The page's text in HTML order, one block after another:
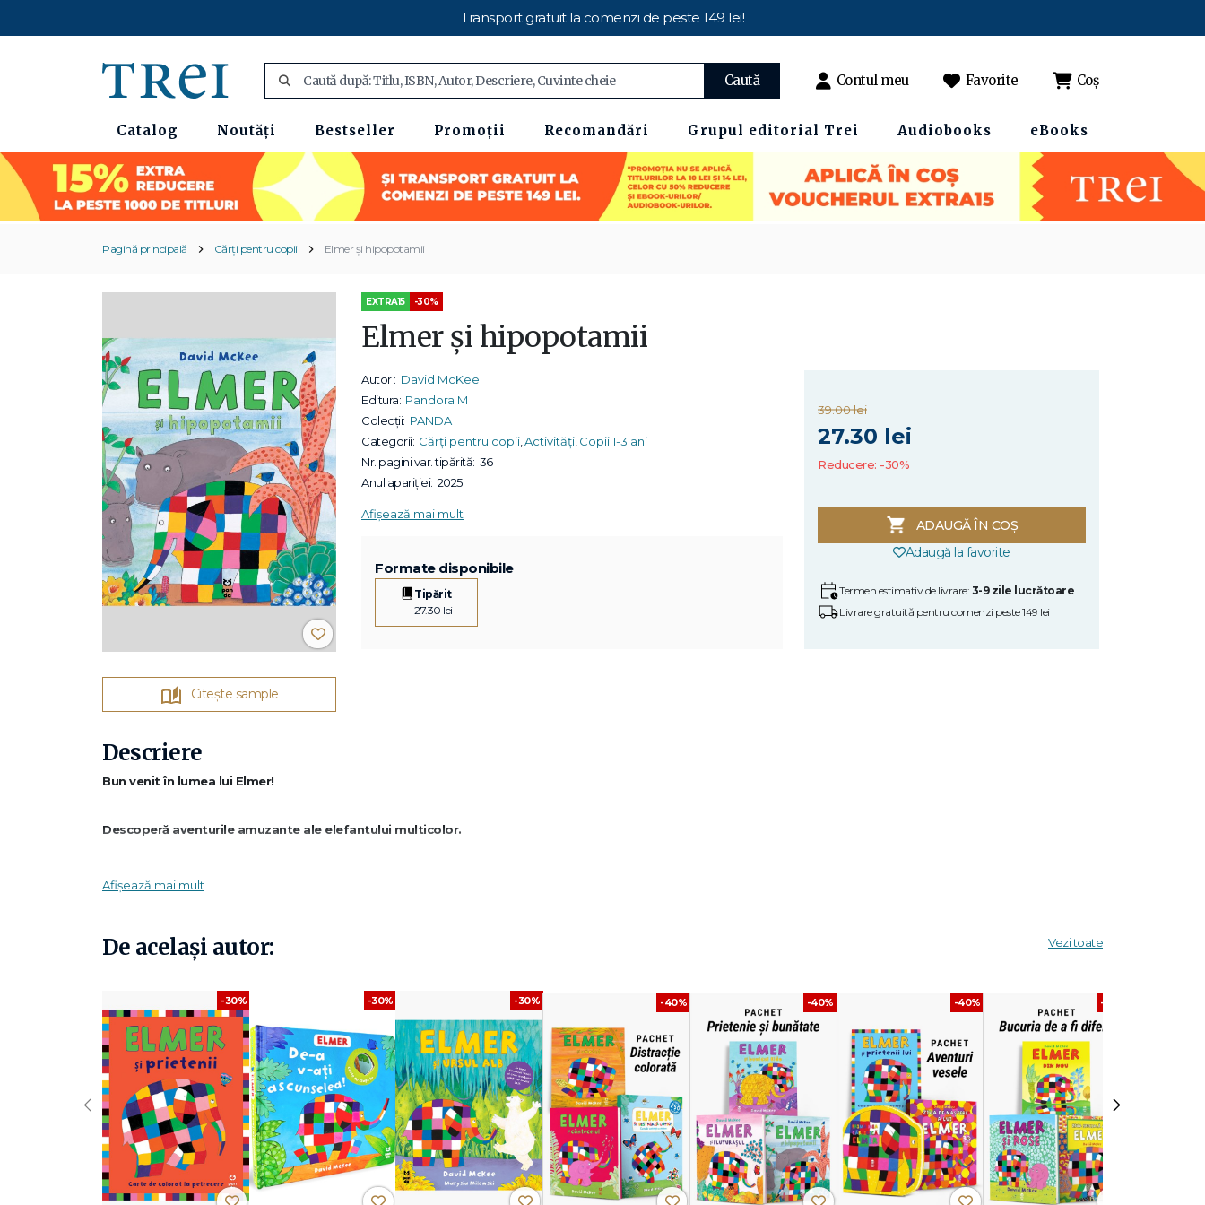
Transport gratuit la comenzi de peste 149 lei!
Caută Contul meu Favorite Coș
Catalog Noutăți Bestseller Promoții Recomandări Grupul editorial Trei Audiobooks eBooks
Pagină principală Cărți pentru copii Elmer și hipopotamii
Citește sample
EXTRA15 -30%
Elmer și hipopotamii
Autor : David McKee
Editura: Pandora M
Colecții: PANDA
Categorii: Cărți pentru copii Activități Copii 1-3 ani
Nr. pagini var. tipărită: 36
Anul apariției: 2025
Afișează mai mult
Formate disponibile
Tipărit
27.30 lei
39.00 lei
27.30 lei
Reducere: -30%
ADAUGĂ ÎN COȘ
Adaugă la favorite
Termen estimativ de livrare: 3-9 zile lucrătoare
Livrare gratuită pentru comenzi peste 149 lei
Descriere
Bun venit în lumea lui Elmer!
Descoperă aventurile amuzante ale elefantului multicolor.
Descoperă distracția, prietenia, încrederea în sine, bunătatea, curajul, unicitatea și creativitatea.
pentru că hipopotamii fac mult zgomot și par să ocupe spațiul lor obișnuit. Elmer, elefantul multicolor, observă că situația ar putea duce la
ceartă și decide să intervină.
Cu inteligență și umor, Elmer reușește să le arate tuturor că pot conviețui în pace. În urma unei întâmplări care îi face să râdă împreună,
elefanții și hipopotamii își dau seama că nu sunt atât de diferiți și că pot împărți același loc fără conflicte.
Această poveste îi învață pe copii că problemele pot fi rezolvate prin dialog și înțelegere.
Beneficii de lectură – ce poate învăța copilul din această poveste:
importanța toleranței în relațiile cu ceilalți;
Afișează mai mult
De același autor: Vezi toate
-30% -30% -30% -40% -40% -40% -40%
‹ ›